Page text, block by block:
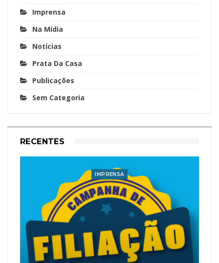
Imprensa
Na Mídia
Notícias
Prata Da Casa
Publicações
Sem Categoria
RECENTES
IMPRENSA